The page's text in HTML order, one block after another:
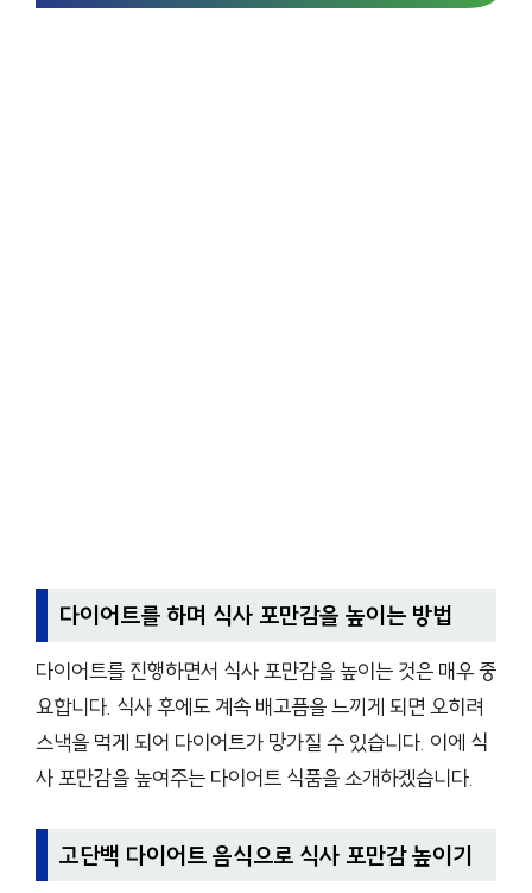
다이어트를 하며 식사 포만감을 높이는 방법
다이어트를 진행하면서 식사 포만감을 높이는 것은 매우 중
요합니다. 식사 후에도 계속 배고픔을 느끼게 되면 오히려
스낵을 먹게 되어 다이어트가 망가질 수 있습니다. 이에 식
사 포만감을 높여주는 다이어트 식품을 소개하겠습니다.
고단백 다이어트 음식으로 식사 포만감 높이기